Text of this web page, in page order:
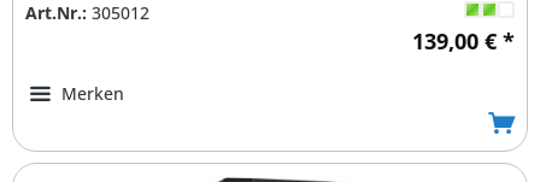
Art.Nr.: 305012
139,00 € *
Merken